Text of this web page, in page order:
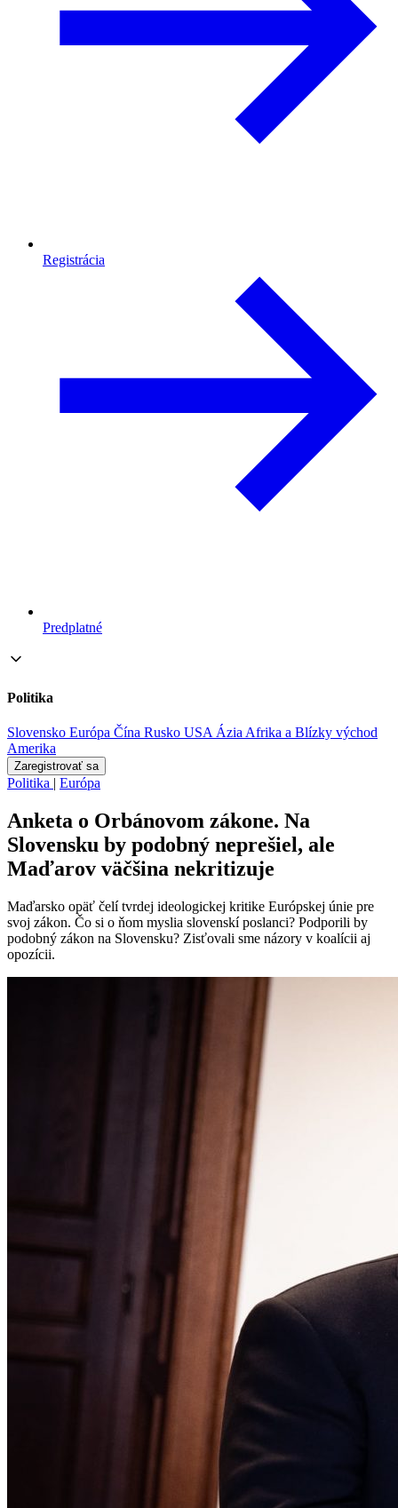
Registrácia
Predplatné
Politika
Slovensko Európa Čína Rusko USA ÁziaAfrika a Blízky východ
Amerika
Zaregistrovať sa
Politika | Európa
Anketa o Orbánovom zákone. Na
Slovensku by podobný neprešiel, ale
Maďarov väčšina nekritizuje
Maďarsko opäť čelí tvrdej ideologickej kritike Európskej únie pre
svoj zákon. Čo si o ňom myslia slovenskí poslanci? Podporili by
podobný zákon na Slovensku? Zisťovali sme názory v koalícii aj
opozícii.